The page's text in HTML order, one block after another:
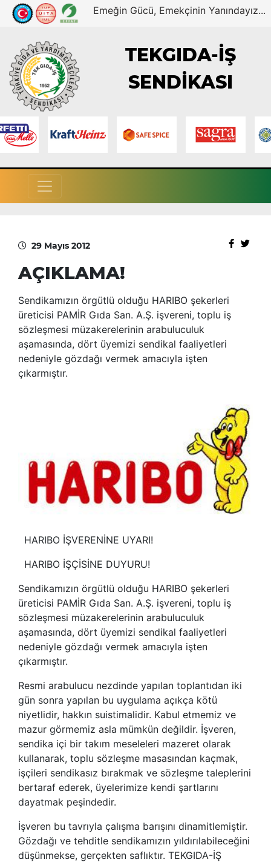
Emeğin Gücü, Emekçinin Yanındayız...
TEKGIDA-İŞ
SENDİKASI
29 Mayıs 2012
AÇIKLAMA!
Sendikamızın örgütlü olduğu HARIBO şekerleri
üreticisi PAMİR Gıda San. A.Ş. işvereni, toplu iş
sözleşmesi müzakerelerinin arabuluculuk
aşamasında, dört üyemizi sendikal faaliyetleri
nedeniyle gözdağı vermek amacıyla işten
çıkarmıştır.
HARIBO İŞVERENİNE UYARI!
HARIBO İŞÇİSİNE DUYURU!
Sendikamızın örgütlü olduğu HARIBO şekerleri
üreticisi PAMİR Gıda San. A.Ş. işvereni, toplu iş
sözleşmesi müzakerelerinin arabuluculuk
aşamasında, dört üyemizi sendikal faaliyetleri
nedeniyle gözdağı vermek amacıyla işten
çıkarmıştır.
Resmi arabulucu nezdinde yapılan toplantıdan iki
gün sonra yapılan bu uygulama açıkça kötü
niyetlidir, hakkın suistimalidir. Kabul etmemiz ve
mazur görmemiz asla mümkün değildir. İşveren,
sendika içi bir takım meseleleri mazeret olarak
kullanarak, toplu sözleşme masasından kaçmak,
işçileri sendikasız bırakmak ve sözleşme taleplerini
bertaraf ederek, üyelerimize kendi şartlarını
dayatmak peşindedir.
İşveren bu tavrıyla çalışma barışını dinamitlemiştir.
Gözdağı ve tehditle sendikamızın yıldırılabileceğini
düşünmekse, gerçekten saflıktır. TEKGIDA-İŞ